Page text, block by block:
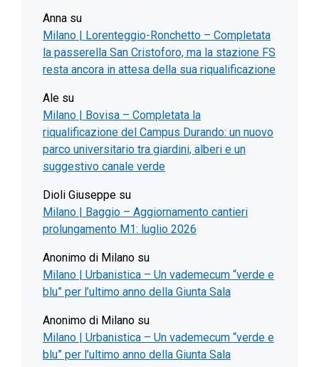
Anna su
Milano | Lorenteggio-Ronchetto – Completata
la passerella San Cristoforo, ma la stazione FS
resta ancora in attesa della sua riqualificazione
Ale su
Milano | Bovisa – Completata la
riqualificazione del Campus Durando: un nuovo
parco universitario tra giardini, alberi e un
suggestivo canale verde
Dioli Giuseppe su
Milano | Baggio – Aggiornamento cantieri
prolungamento M1: luglio 2026
Anonimo di Milano su
Milano | Urbanistica – Un vademecum “verde e
blu” per l’ultimo anno della Giunta Sala
Anonimo di Milano su
Milano | Urbanistica – Un vademecum “verde e
blu” per l’ultimo anno della Giunta Sala